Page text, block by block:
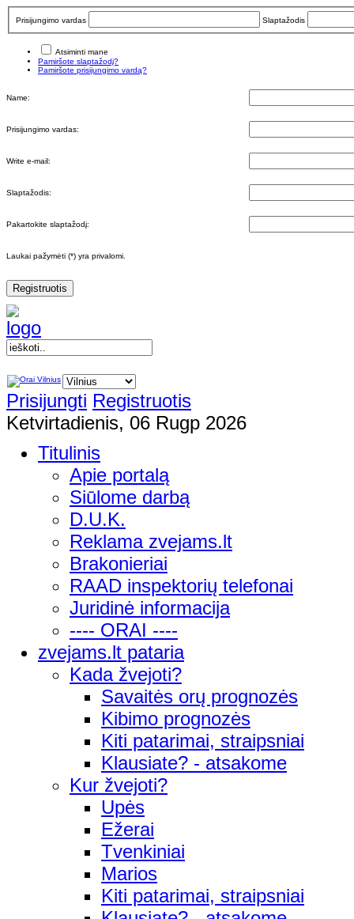
Prisijungimo vardas Slaptažodis
Atsiminti mane
Pamiršote slaptažodį?
Pamiršote prisijungimo vardą?
Name:
Prisijungimo vardas:
Write e-mail:
Slaptažodis:
Pakartokite slaptažodį:
Laukai pažymėti (*) yra privalomi.
Registruotis
Prisijungti Registruotis
Ketvirtadienis, 06 Rugp 2026
Titulinis
Apie portalą
Siūlome darbą
D.U.K.
Reklama zvejams.lt
Brakonieriai
RAAD inspektorių telefonai
Juridinė informacija
---- ORAI ----
zvejams.lt pataria
Kada žvejoti?
Savaitės orų prognozės
Kibimo prognozės
Kiti patarimai, straipsniai
Klausiate? - atsakome
Kur žvejoti?
Upės
Ežerai
Tvenkiniai
Marios
Kiti patarimai, straipsniai